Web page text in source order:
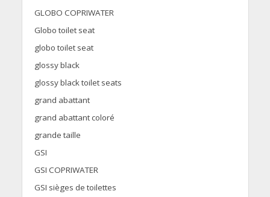
GLOBO COPRIWATER
Globo toilet seat
globo toilet seat
glossy black
glossy black toilet seats
grand abattant
grand abattant coloré
grande taille
GSI
GSI COPRIWATER
GSI sièges de toilettes